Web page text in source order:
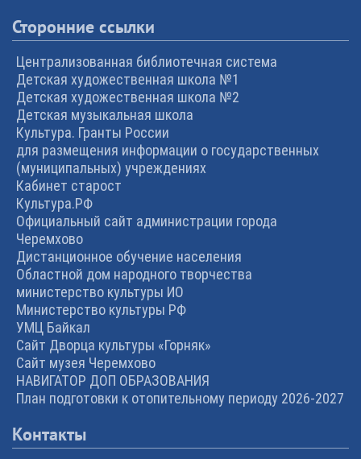
Сторонние ссылки
Централизованная библиотечная система
Детская художественная школа №1
Детская художественная школа №2
Детская музыкальная школа
Культура. Гранты России
для размещения информации о государственных
(муниципальных) учреждениях
Кабинет старост
Культура.РФ
Официальный сайт администрации города
Черемхово
Дистанционное обучение населения
Областной дом народного творчества
министерство культуры ИО
Министерство культуры РФ
УМЦ Байкал
Сайт Дворца культуры «Горняк»
Сайт музея Черемхово
НАВИГАТОР ДОП ОБРАЗОВАНИЯ
План подготовки к отопительному периоду 2026-2027
Контакты